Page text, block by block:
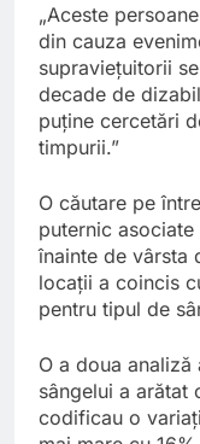
„Aceste
din cauza
supraviețuitorii
decade de
puține cercetări
timpurii.”
O căutare pe
puternic
înainte de vârsta
locații a coincis
pentru tipul de
O a doua
sângelui a arătat
codificau o